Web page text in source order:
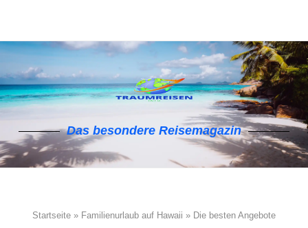
Das besondere Reisemagazin
Startseite » Familienurlaub auf Hawaii » Die besten Angebote